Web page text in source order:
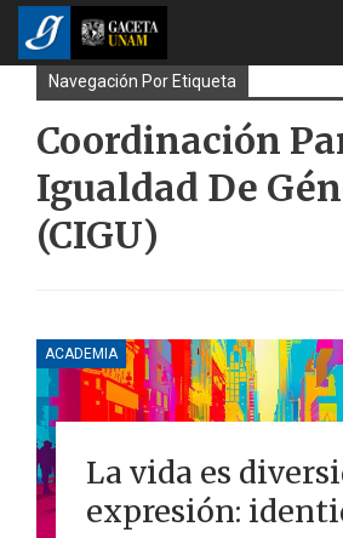
Navegación Por Etiqueta
Coordinación
Igualdad De
(CIGU)
ACADEMIA
La vida es
expresión: